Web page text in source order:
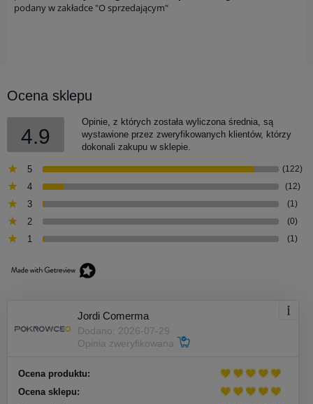
podany w zakładce "O sprzedającym"
Ocena sklepu
4.9
Opinie, z których została wyliczona średnia, są
wystawione przez zweryfikowanych klientów, którzy
dokonali zakupu w sklepie.
5 (122)
4 (12)
3 (1)
2 (0)
1 (1)
Jordi Comerma
Dodano: 2026-07-29
Opinia zweryfikowana
Ocena produktu:
Ocena sklepu: